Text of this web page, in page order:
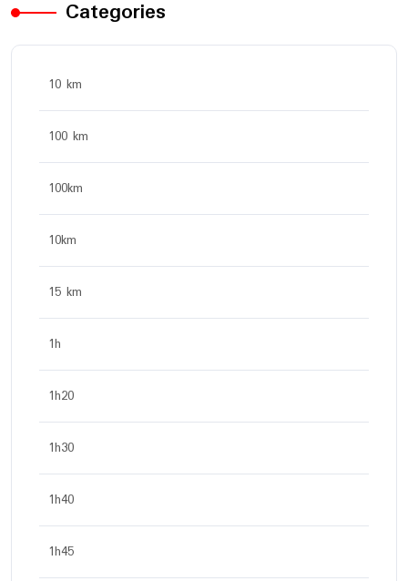
Categories
10 km
100 km
100km
10km
15 km
1h
1h20
1h30
1h40
1h45